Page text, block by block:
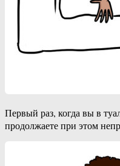
Первый раз, когда вы в
продолжаете при этом